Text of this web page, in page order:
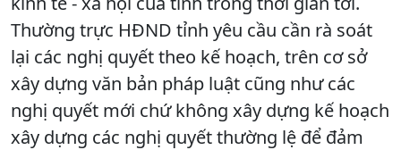
Thường trực HĐND tỉnh yêu cầu cần rà soát
lại các nghị quyết theo kế hoạch, trên cơ sở
xây dựng văn bản pháp luật cũng như các
nghị quyết mới chứ không xây dựng kế hoạch
xây dựng các nghị quyết thường lệ để đảm